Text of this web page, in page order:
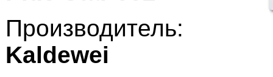
Производитель:
Kaldewei